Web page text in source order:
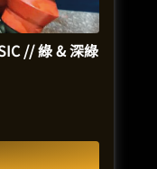
// 綠 & 深綠